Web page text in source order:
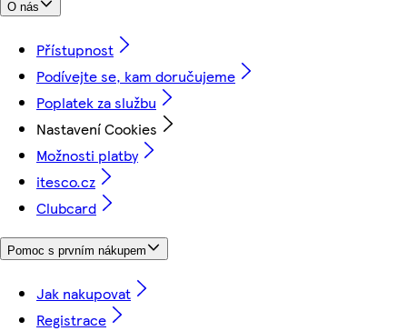
O nás
Přístupnost
Podívejte se, kam doručujeme
Poplatek za službu
Nastavení Cookies
Možnosti platby
itesco.cz
Clubcard
Pomoc s prvním nákupem
Jak nakupovat
Registrace